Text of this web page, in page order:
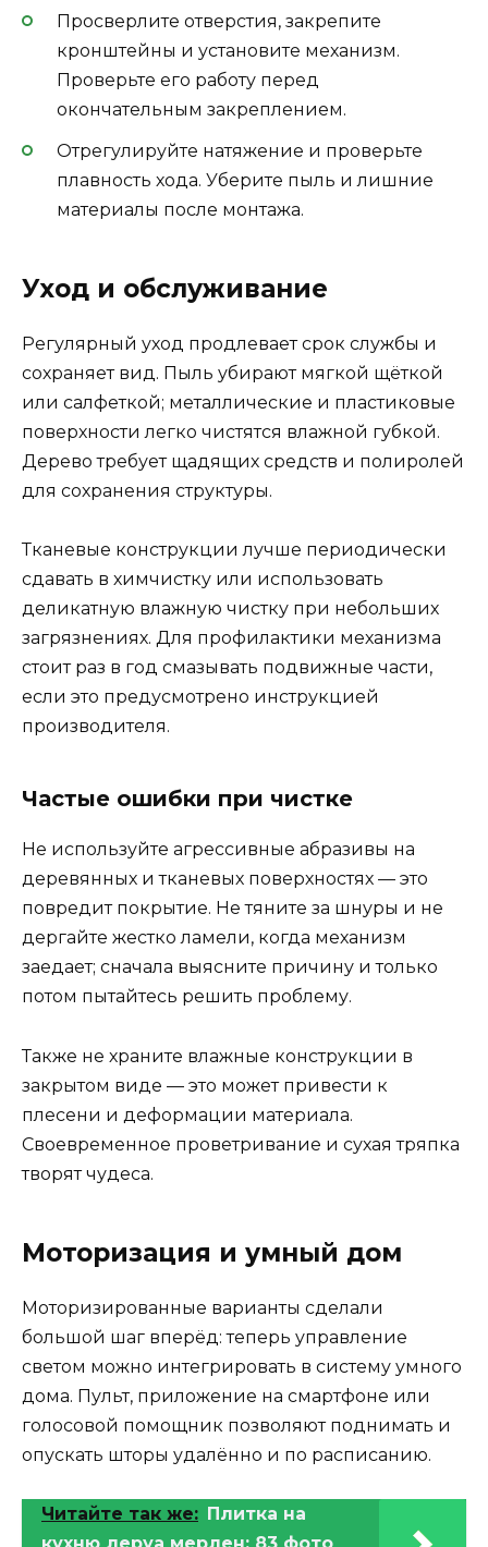
Просверлите отверстия, закрепите
кронштейны и установите механизм.
Проверьте его работу перед
окончательным закреплением.
Отрегулируйте натяжение и проверьте
плавность хода. Уберите пыль и лишние
материалы после монтажа.
Уход и обслуживание
Регулярный уход продлевает срок службы и
сохраняет вид. Пыль убирают мягкой щёткой
или салфеткой; металлические и пластиковые
поверхности легко чистятся влажной губкой.
Дерево требует щадящих средств и полиролей
для сохранения структуры.
Тканевые конструкции лучше периодически
сдавать в химчистку или использовать
деликатную влажную чистку при небольших
загрязнениях. Для профилактики механизма
стоит раз в год смазывать подвижные части,
если это предусмотрено инструкцией
производителя.
Частые ошибки при чистке
Не используйте агрессивные абразивы на
деревянных и тканевых поверхностях — это
повредит покрытие. Не тяните за шнуры и не
дергайте жестко ламели, когда механизм
заедает; сначала выясните причину и только
потом пытайтесь решить проблему.
Также не храните влажные конструкции в
закрытом виде — это может привести к
плесени и деформации материала.
Своевременное проветривание и сухая тряпка
творят чудеса.
Моторизация и умный дом
Моторизированные варианты сделали
большой шаг вперёд: теперь управление
светом можно интегрировать в систему умного
дома. Пульт, приложение на смартфоне или
голосовой помощник позволяют поднимать и
опускать шторы удалённо и по расписанию.
Читайте так же: Плитка на